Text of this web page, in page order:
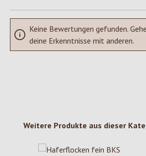
Keine Bewertungen gefunden.
deine Erkenntnisse mit anderen.
Produktgalerie überspringen
Weitere Produkte aus dieser